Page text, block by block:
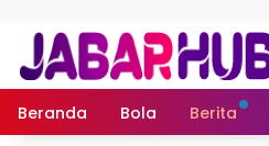
Beranda Bola Berita